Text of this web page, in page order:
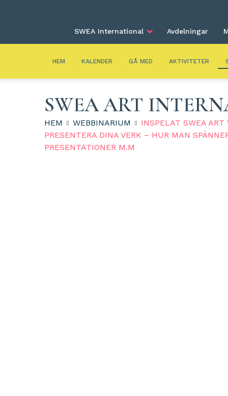
SWEA International Avdelningar
HEM KALENDER GÅ MED AKTIVITETER
SWEA ART
HEM WEBBINARIUM
INSPELAT SWEA ART
PRESENTERA DINA VERK – HUR MAN
PRESENTATIONER M.M